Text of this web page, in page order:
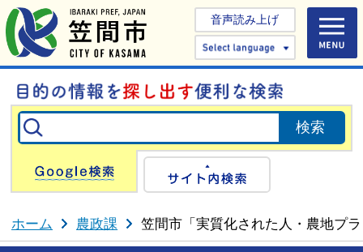
音声読み上げ
Select
Google検索
ホーム 農政課 笠間市「実質化された人・農地プ